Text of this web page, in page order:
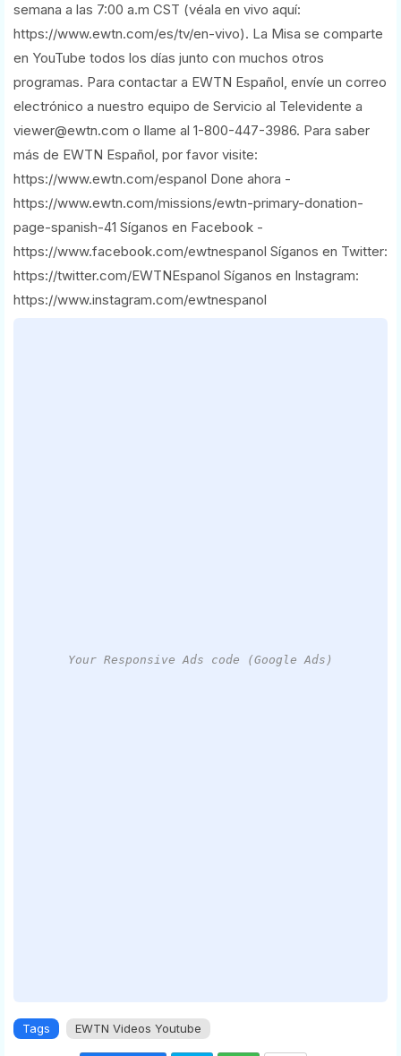
semana a las 7:00 a.m CST (véala en vivo aquí:
https://www.ewtn.com/es/tv/en-vivo). La Misa se comparte
en YouTube todos los días junto con muchos otros
programas. Para contactar a EWTN Español, envíe un correo
electrónico a nuestro equipo de Servicio al Televidente a
viewer@ewtn.com o llame al 1-800-447-3986. Para saber
más de EWTN Español, por favor visite:
https://www.ewtn.com/espanol Done ahora -
https://www.ewtn.com/missions/ewtn-primary-donation-
page-spanish-41 Síganos en Facebook -
https://www.facebook.com/ewtnespanol Síganos en Twitter:
https://twitter.com/EWTNEspanol Síganos en Instagram:
https://www.instagram.com/ewtnespanol
Your Responsive Ads code (Google Ads)
Tags EWTN Videos Youtube